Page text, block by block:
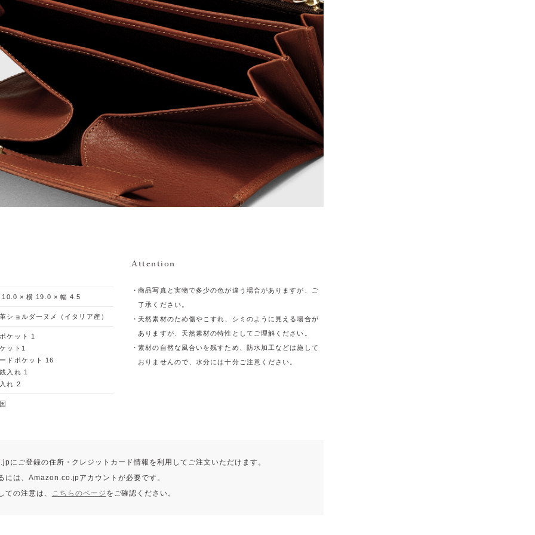
10.0 × 横 19.0 × 幅 4.5
ショルダーヌメ（イタリア産）
ケット 1
ット1
ドポケット 16
入れ 1
れ 2
Attention
商品写真と実物で多少の色が違う場合がありますが、ご
了承ください。
天然素材のため傷やこすれ、シミのように見える場合が
ありますが、天然素材の特性としてご理解ください。
素材の自然な風合いを残すため、防水加工などは施して
おりませんので、水分には十分ご注意ください。
にご登録の住所・クレジットカード情報を利用してご注文いただけます。
には、Amazon.co.jpアカウントが必要です。
ての注意は、 こちらのページ をご確認ください。